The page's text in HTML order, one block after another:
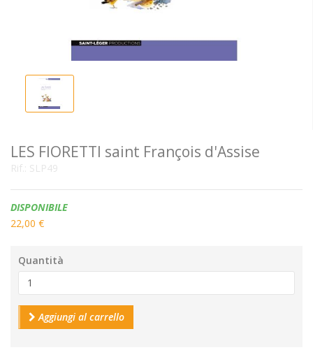
LES FIORETTI saint François d'Assise
Rif.: SLP49
Disponibilità:
DISPONIBILE
22,00 €
Quantità
Aggiungi al carrello